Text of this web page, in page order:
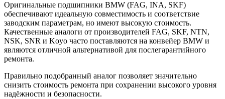
Оригинальные подшипники BMW (FAG, INA, SKF)
обеспечивают идеальную совместимость и соответствие
заводским параметрам, но имеют высокую стоимость.
Качественные аналоги от производителей FAG, SKF, NTN,
NSK, SNR и Koyo часто поставляются на конвейер BMW и
являются отличной альтернативой для послегарантийного
ремонта.
Правильно подобранный аналог позволяет значительно
снизить стоимость ремонта при сохранении высокого уровня
надёжности и безопасности.